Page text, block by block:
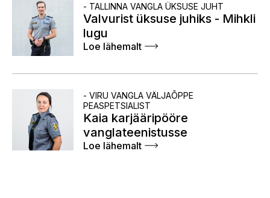
TALLINNA VANGLA ÜKSUSE JUHT
Valvurist üksuse juhiks - Mihkli
lugu
Loe lähemalt
VIRU VANGLA VÄLJAÕPPE
PEASPETSIALIST
Kaia karjääripööre
vanglateenistusse
Loe lähemalt